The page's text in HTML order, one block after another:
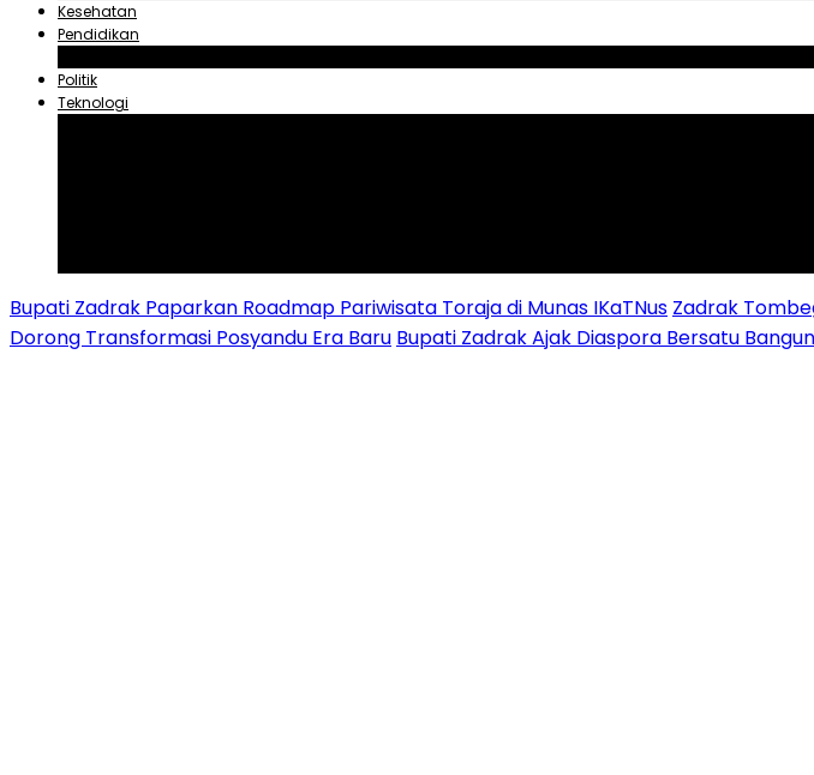
Kesehatan
Pendidikan
Politik
Teknologi
Bupati Zadrak Paparkan Roadmap Pariwisata Toraja di Munas IKaTNus Zadrak
Dorong Transformasi Posyandu Era Baru Bupati Zadrak Ajak Diaspora Bersatu